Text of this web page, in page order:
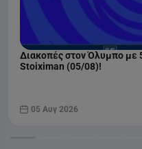
Διακοπές στον Όλυμπο με
Stoiximan (05/08)!
05 Αυγ 2026